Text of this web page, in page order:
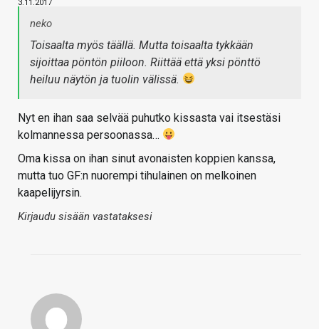
3.11.2017
neko
Toisaalta myös täällä. Mutta toisaalta tykkään
sijoittaa pöntön piiloon. Riittää että yksi pönttö
heiluu näytön ja tuolin välissä.
Nyt en ihan saa selvää puhutko kissasta vai itsestäsi
kolmannessa persoonassa…
Oma kissa on ihan sinut avonaisten koppien kanssa,
mutta tuo GF:n nuorempi tihulainen on melkoinen
kaapelijyrsin.
Kirjaudu sisään vastataksesi